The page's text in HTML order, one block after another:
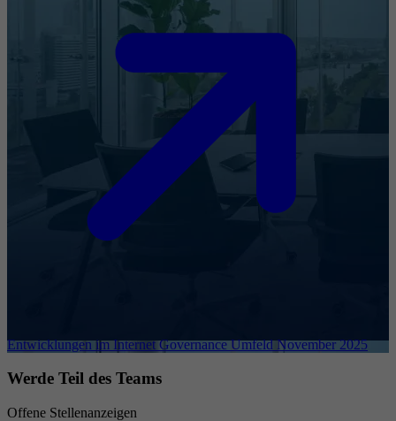
Entwicklungen im Internet Governance Umfeld November 2025
Werde Teil des Teams
Offene Stellenanzeigen